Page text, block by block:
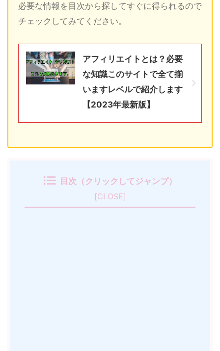
必要な情報を目次から探してすぐに得られるので
チェックしてみてください。
アフィリエイトとは？必要
な知識このサイトで全て揃
いますレベルで紹介します
【2023年最新版】
目次（クリックしてジャンプ）
[CLOSE]